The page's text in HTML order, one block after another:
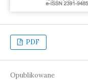
PDF
Opublikowane